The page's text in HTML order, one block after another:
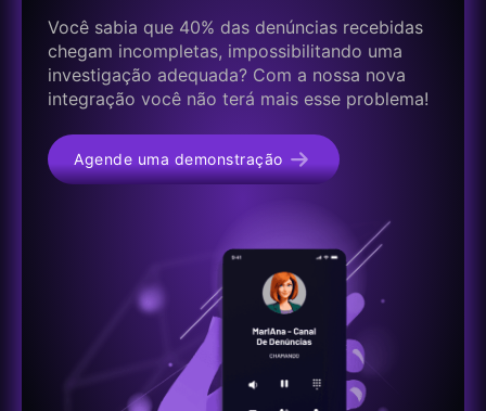
Você sabia que 40% das denúncias recebidas
chegam incompletas, impossibilitando uma
investigação adequada? Com a nossa nova
integração você não terá mais esse problema!
Agende uma demonstração